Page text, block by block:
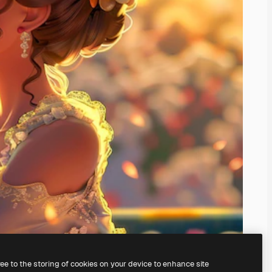
अपना खुद का बना सकते हैं।
to the storing of cookies on your device to enhance site